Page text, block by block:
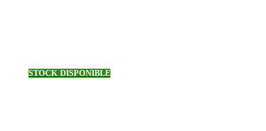
STOCK DISPONIBLE